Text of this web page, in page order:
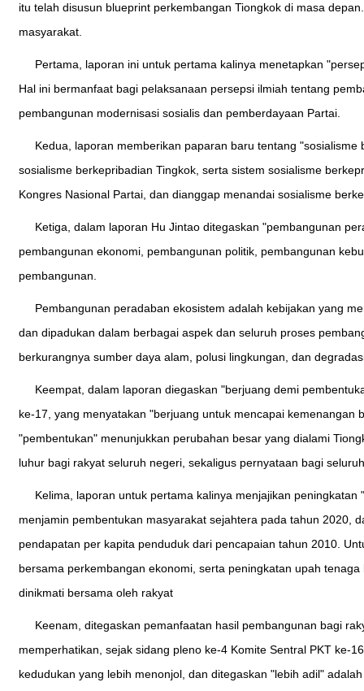
itu telah disusun blueprint perkembangan Tiongkok di masa
masyarakat.
Pertama, laporan ini untuk pertama kalinya menetapkan
Hal ini bermanfaat bagi pelaksanaan persepsi ilmiah tentang
pembangunan modernisasi sosialis dan pemberdayaan Partai.
Kedua, laporan memberikan paparan baru tentang
sosialisme berkepribadian Tingkok, serta sistem sosialisme
Kongres Nasional Partai, dan dianggap menandai sosialisme
Ketiga, dalam laporan Hu Jintao ditegaskan "pembangunan
pembangunan ekonomi, pembangunan politik, pembangunan
pembangunan.
Pembangunan peradaban ekosistem adalah kebijakan yang
dan dipadukan dalam berbagai aspek dan seluruh proses
berkurangnya sumber daya alam, polusi lingkungan, dan
Keempat, dalam laporan diegaskan "berjuang demi
ke-17, yang menyatakan "berjuang untuk mencapai
"pembentukan" menunjukkan perubahan besar yang dialami
luhur bagi rakyat seluruh negeri, sekaligus pernyataan bagi
Kelima, laporan untuk pertama kalinya menjajikan
menjamin pembentukan masyarakat sejahtera pada tahun 2020,
pendapatan per kapita penduduk dari pencapaian tahun 2010.
bersama perkembangan ekonomi, serta peningkatan upah
dinikmati bersama oleh rakyat
Keenam, ditegaskan pemanfaatan hasil pembangunan bagi
memperhatikan, sejak sidang pleno ke-4 Komite Sentral PKT ke-
kedudukan yang lebih menonjol, dan ditegaskan "lebih adil"